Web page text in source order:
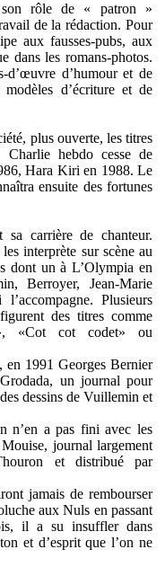
son rôle de « patron »
de la rédaction. Pour
aux fausses-pubs, aux
dans les romans-photos.
d’œuvre d’humour et de
d’écriture et de
plus ouverte, les titres
Charlie hebdo cesse de
Hara Kiri en 1988. Le
ensuite des fortunes
sa carrière de chanteur.
interprète sur scène au
dont un à L’Olympia en
Berroyer, Jean-Marie
Plusieurs
des titres comme
«Cot cot codet» ou
en 1991 Georges Bernier
un journal pour
dessins de Vuillemin et
n’en a pas fini avec les
journal largement
et distribué par
jamais de rembourser
aux Nuls en passant
il a su insuffler dans
et d’esprit que l’on ne